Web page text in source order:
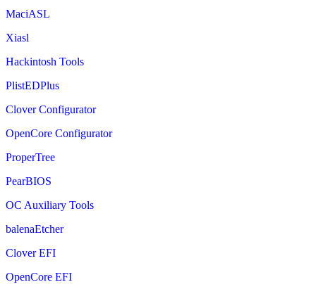
MaciASL
Xiasl
Hackintosh Tools
PlistEDPlus
Clover Configurator
OpenCore Configurator
ProperTree
PearBIOS
OC Auxiliary Tools
balenaEtcher
Clover EFI
OpenCore EFI